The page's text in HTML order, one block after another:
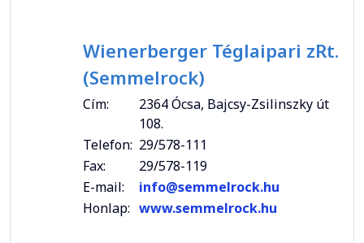
Wienerberger Téglaipari zRt.
(Semmelrock)
Cím:
2364 Ócsa, Bajcsy-Zsilinszky út
108.
Telefon: 29/578-111
Fax:
29/578-119
E-mail:
info@semmelrock.hu
Honlap: www.semmelrock.hu